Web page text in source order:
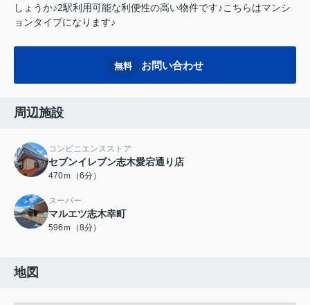
しょうか♪2駅利用可能な利便性の高い物件です♪こちらはマンシ
ョンタイプになります♪
無料 お問い合わせ
周辺施設
コンビニエンスストア
セブンイレブン志木愛宕通り店
470ｍ（6分）
スーパー
マルエツ志木幸町
596ｍ（8分）
地図